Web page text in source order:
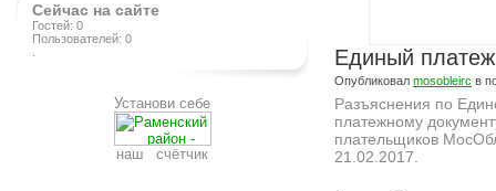
Сейчас на сайте
Гостей: 0
Пользователей: 0
Установи себе
наш счётчик
Единый
Опубликовал mosobleirc в
Разъяснения по
платежному
плательщиков
21.02.2017.